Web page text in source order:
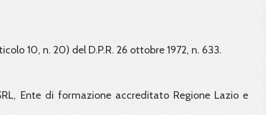
10, n. 20) del D.P.R. 26 ottobre 1972, n. 633.
Ente di formazione accreditato Regione Lazio e